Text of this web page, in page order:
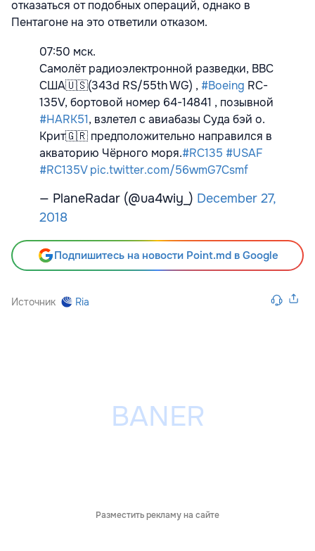
отказаться от подобных операций, однако в
Пентагоне на это ответили отказом.
07:50 мск.
Самолёт радиоэлектронной разведки, ВВС
США🇺🇸(343d RS/55th WG) , #Boeing RC-
135V, бортовой номер 64-14841 , позывной
#HARK51, взлетел с авиабазы Суда бэй о.
Крит🇬🇷 предположительно направился в
акваторию Чёрного моря.#RC135 #USAF
#RC135V pic.twitter.com/56wmG7Csmf
— PlaneRadar (@ua4wiy_) December 27,
2018
Подпишитесь на новости Point.md в Google
Источник Ria
Разместить рекламу на сайте